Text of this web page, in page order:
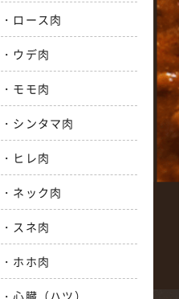
ロース肉
ウデ肉
モモ肉
シンタマ肉
ヒレ肉
ネック肉
スネ肉
ホホ肉
心臓（ハツ）